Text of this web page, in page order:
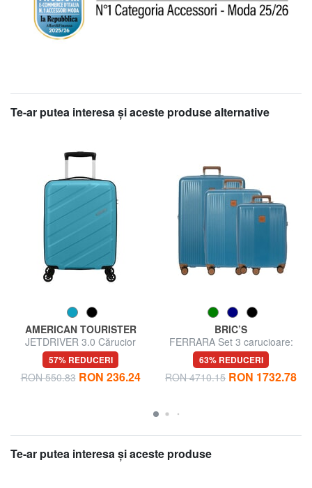
Te-ar putea interesa şi aceste produse alternative
AMERICAN TOURISTER
JETDRIVER 3.0 Cărucior
pentru bagaje de mână
57% REDUCERI
RON 550.83 RON 236.24
BRIC’S
FERRARA Set 3 carucioare:
cabina, extensibil mediu si
mare
63% REDUCERI
RON 4710.15 RON 1732.78
Te-ar putea interesa şi aceste produse